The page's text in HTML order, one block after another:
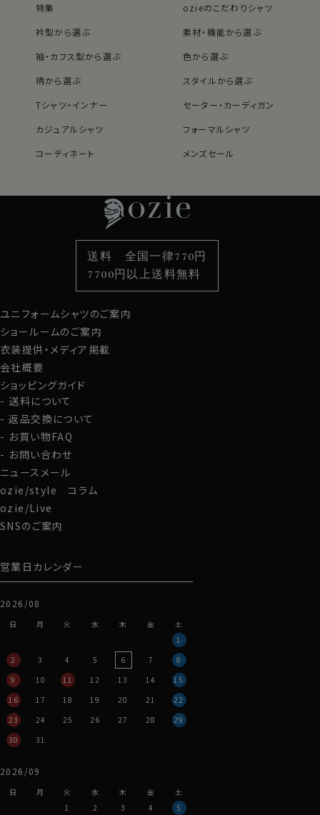
特集
ozieのこだわりシャツ
衿型から選ぶ
素材・機能から選ぶ
袖・カフス型から選ぶ
色から選ぶ
柄から選ぶ
スタイルから選ぶ
Tシャツ・インナー
セーター・カーディガン
カジュアルシャツ
フォーマルシャツ
コーディネート
メンズセール
袖・カフス型から選ぶ
色から選ぶ
柄から選ぶ
スタイルから選ぶ
カジュアルシャツ
定番シャツ
カフスボタン
サスペンダー
財布・名刺入れ
バッグ
ストール・マフラー
グローブ
ユニフォームシャツのご案内
ショールームのご案内
衣装提供・メディア掲載
会社概要
ショッピングガイド
送料について
返品交換について
お買い物FAQ
お問い合わせ
ニュースメール
ozie/style コラム
ozie/Live
SNSのご案内
営業日カレンダー
2026/08
日 月 火 水 木 金
土
1
2
3 4 5 6 7
8
9
10 11 12 13 14
15
16
17 18 19 20 21
22
23
24 25 26 27 28
29
30
31
2026/09
日 月 火 水 木 金
土
1
2 3 4 5
送料 全国一律770円
7700円以上送料無料